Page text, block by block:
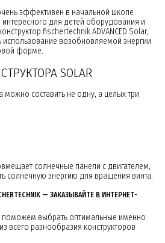
эффективен в начальной школе
для детей оборудования и
fischertechnik ADVANCED Solar,
возобновляемой энергии
форме.
SOLAR
можно составить не одну, а целых три
солнечные панели с двигателем,
солнечную энергию для вращения винта.
— ЗАКАЗЫВАЙТЕ В ИНТЕРНЕТ-
поможем выбрать оптимальные именно
всего разнообразия конструкторов